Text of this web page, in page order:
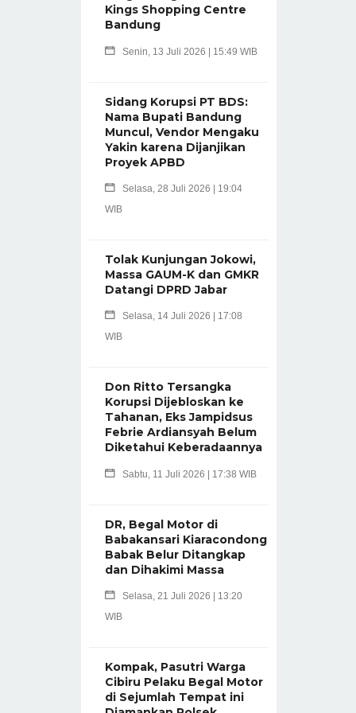
Kings Shopping Centre
Bandung
Senin, 13 Juli 2026 | 15:49 WIB
Sidang Korupsi PT BDS:
Nama Bupati Bandung
Muncul, Vendor Mengaku
Yakin karena Dijanjikan
Proyek APBD
Selasa, 28 Juli 2026 | 19:04
WIB
Tolak Kunjungan Jokowi,
Massa GAUM-K dan GMKR
Datangi DPRD Jabar
Selasa, 14 Juli 2026 | 17:08
WIB
Don Ritto Tersangka
Korupsi Dijebloskan ke
Tahanan, Eks Jampidsus
Febrie Ardiansyah Belum
Diketahui Keberadaannya
Sabtu, 11 Juli 2026 | 17:38 WIB
DR, Begal Motor di
Babakansari Kiaracondong
Babak Belur Ditangkap
dan Dihakimi Massa
Selasa, 21 Juli 2026 | 13:20
WIB
Kompak, Pasutri Warga
Cibiru Pelaku Begal Motor
di Sejumlah Tempat ini